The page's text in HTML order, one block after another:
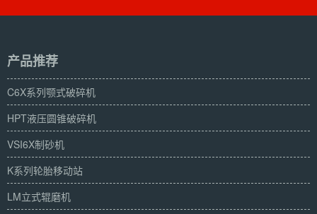
产品推荐
C6X系列颚式破碎机
HPT液压圆锥破碎机
VSI6X制砂机
K系列轮胎移动站
LM立式辊磨机